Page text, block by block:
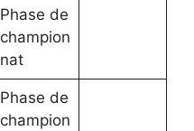
Phase de
champion
nat
Phase de
champion